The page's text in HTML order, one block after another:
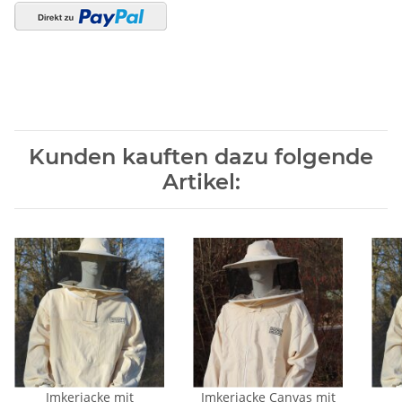
Kunden kauften dazu folgende
Artikel:
Imkerjacke mit Imkerjacke Canvas mit